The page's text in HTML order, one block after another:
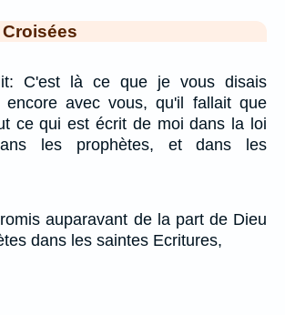
C'est là ce que je vous disais
encore avec vous, qu'il fallait que
ce qui est écrit de moi dans la loi
les prophètes, et dans les
auparavant de la part de Dieu
dans les saintes Ecritures,